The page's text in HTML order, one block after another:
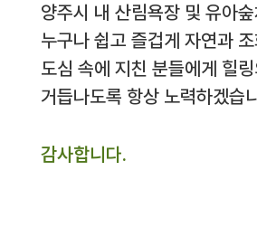
양주시 내 산림욕장 및 유아
누구나 쉽고 즐겁게 자연과
도심 속에 지친 분들에게 힐
거듭나도록 항상 노력하겠습
감사합니다.